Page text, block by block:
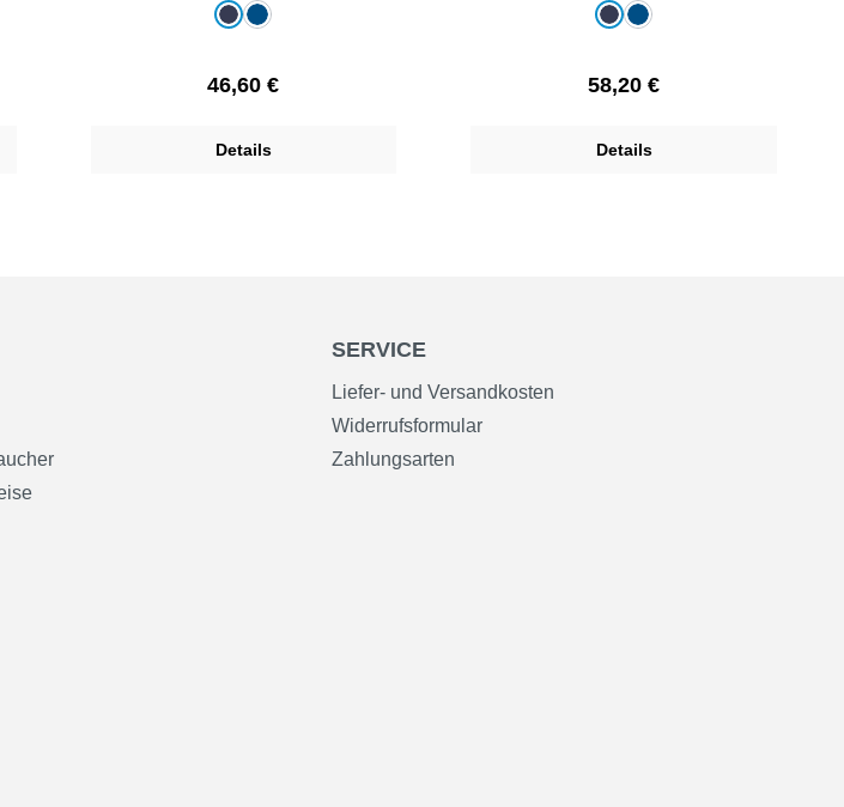
auswählen
dunkelblau
royalblau
Regulärer Preis:
46,60 €
Details
auswählen
dunkelblau
royalblau
Regulärer Preis:
58,20 €
Details
SERVICE
Liefer- und Versandkosten
Widerrufsformular
Zahlungsarten